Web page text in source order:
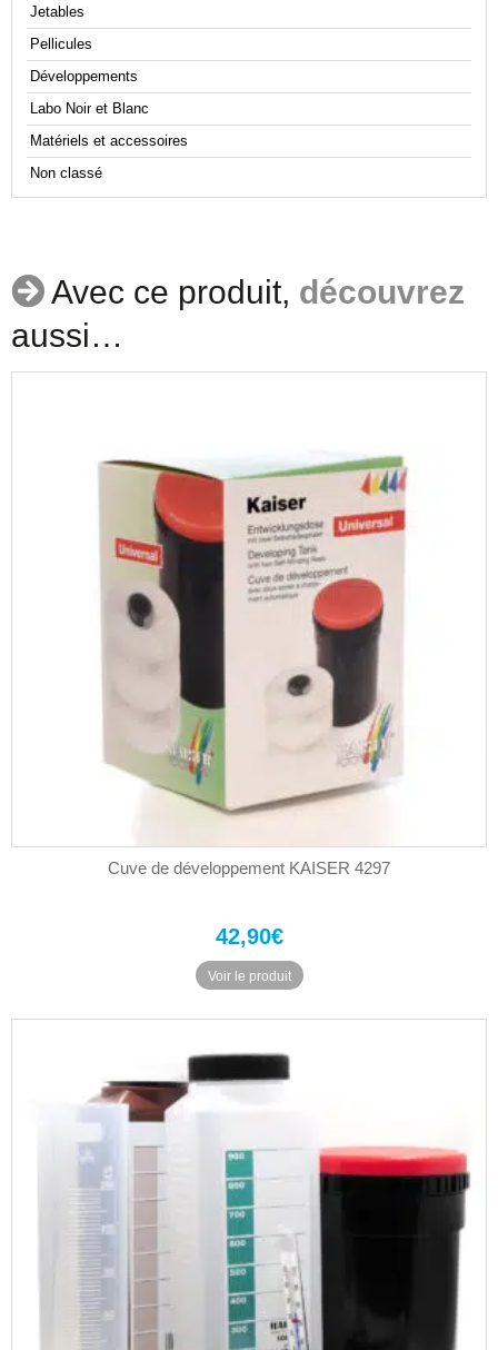
Jetables
Pellicules
Développements
Labo Noir et Blanc
Matériels et accessoires
Non classé
Avec ce produit, découvrez
aussi…
Cuve de développement KAISER 4297
42,90€
Voir le produit